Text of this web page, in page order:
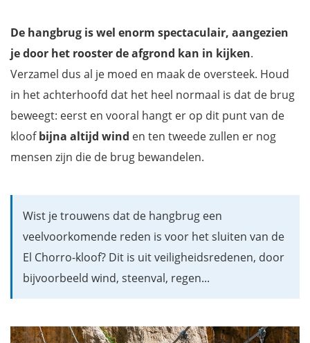
De hangbrug is wel enorm spectaculair, aangezien
je door het rooster de afgrond kan in kijken.
Verzamel dus al je moed en maak de oversteek. Houd
in het achterhoofd dat het heel normaal is dat de brug
beweegt: eerst en vooral hangt er op dit punt van de
kloofbijna altijd wind en ten tweede zullen er nog
mensen zijn die de brug bewandelen.
Wist je trouwens dat de hangbrug een
veelvoorkomende reden is voor het sluiten van de
El Chorro-kloof? Dit is uit veiligheidsredenen, door
bijvoorbeeld wind, steenval, regen...